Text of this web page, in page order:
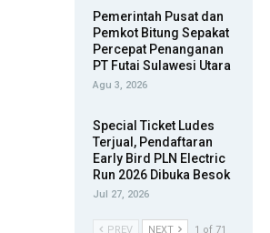
Pemerintah Pusat dan
Pemkot Bitung Sepakat
Percepat Penanganan
PT Futai Sulawesi Utara
Agu 3, 2026
Special Ticket Ludes
Terjual, Pendaftaran
Early Bird PLN Electric
Run 2026 Dibuka Besok
Jul 27, 2026
PREV NEXT 1 of 71